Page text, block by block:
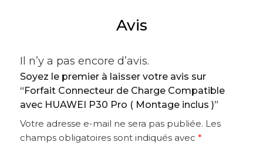
Avis
Il n’y a pas encore d’avis.
Soyez le premier à laisser votre avis sur
“Forfait Connecteur de Charge Compatible
avec HUAWEI P30 Pro ( Montage inclus )”
Votre adresse e-mail ne sera pas publiée. Les
champs obligatoires sont indiqués avec *